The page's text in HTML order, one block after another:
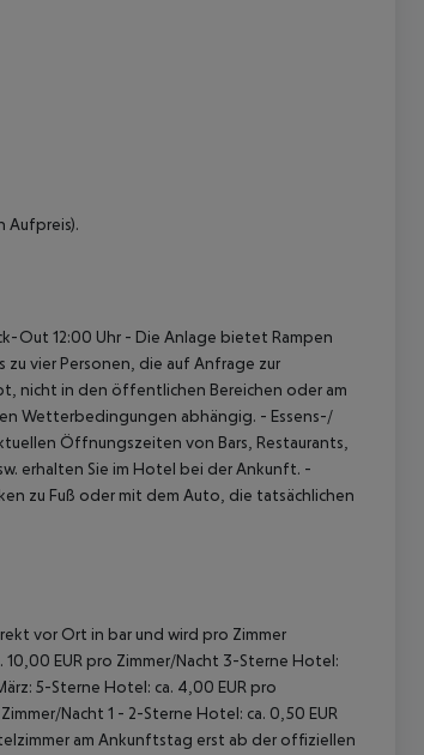
Aufpreis).
Out 12:00 Uhr - Die Anlage bietet Rampen
zu vier Personen, die auf Anfrage zur
nicht in den öffentlichen Bereichen oder am
Wetterbedingungen abhängig. - Essens-/
Öffnungszeiten von Bars, Restaurants,
erhalten Sie im Hotel bei der Ankunft. -
zu Fuß oder mit dem Auto, die tatsächlichen
vor Ort in bar und wird pro Zimmer
EUR pro Zimmer/Nacht 3-Sterne Hotel:
5-Sterne Hotel: ca. 4,00 EUR pro
Nacht 1 - 2-Sterne Hotel: ca. 0,50 EUR
am Ankunftstag erst ab der offiziellen